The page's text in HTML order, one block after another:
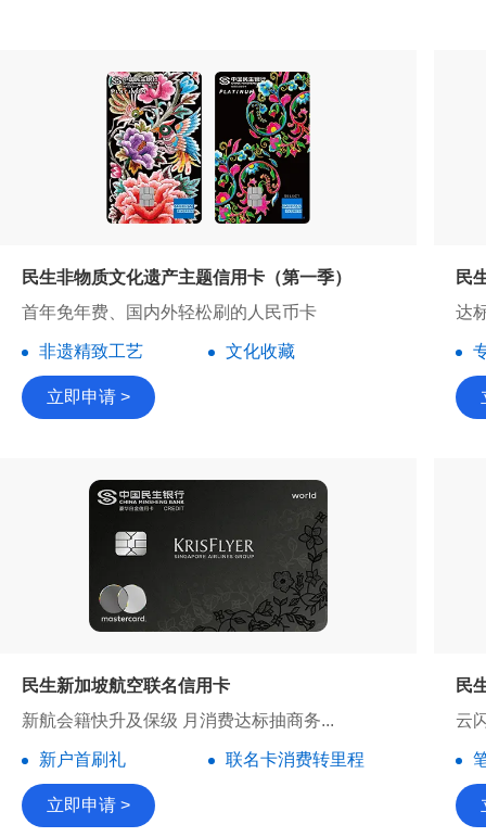
民生非物质文化遗产主题信用卡（第一季）
首年免年费、国内外轻松刷的人民币卡
非遗精致工艺 文化收藏
立即申请 >
民
达
民生新加坡航空联名信用卡
新航会籍快升及保级 月消费达标抽商务...
新户首刷礼 联名卡消费转里程
立即申请 >
民
云